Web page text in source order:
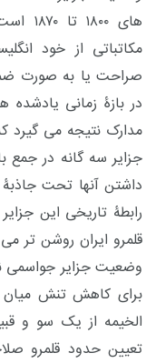
های
مکاتباتی از خود
صراحت یا به صورت
مدارک نتیجه می گیرد
جزایر سه گانه در جمع
داشتن آنها تحت جاذبۀ
رابطۀ تاریخی این
وضعیت جزایر جواسمی
برای کاهش تنش میان
الخیمه از یک سو و
تعیین حدود قلمرو